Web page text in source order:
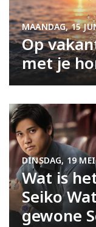
Op
met je
MAANDAG, 15
Wat is
Seiko
gewone
DINSDAG, 19